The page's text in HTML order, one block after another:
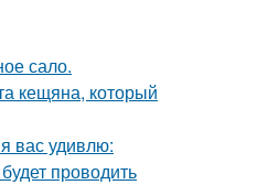
сало.
кещяна, который
вас удивлю:
проводить